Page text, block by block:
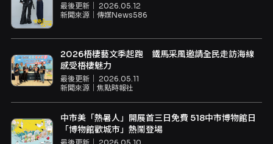
最後更新｜ 2026.05.12
新聞來源｜ 傳媒News586
2026梧棲藝文季起跑 鐵馬采風邀請全民走訪海線
感受梧棲魅力
最後更新｜ 2026.05.11
新聞來源｜ 焦點時報社
中市美「熱暑人」開展首三日免費 518中市博物館日
「博物館歡城市」熱鬧登場